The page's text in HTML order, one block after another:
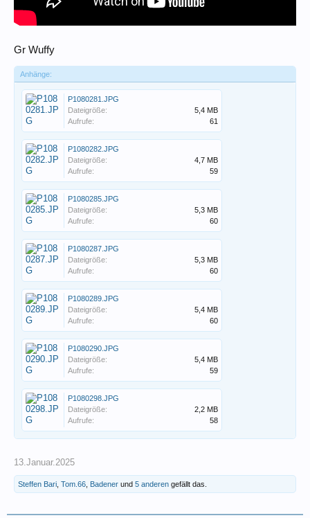
Gr Wuffy
Anhänge:
P1080281.JPG
Dateigröße:
5,4 MB
Aufrufe:
61
P1080282.JPG
Dateigröße:
4,7 MB
Aufrufe:
59
P1080285.JPG
Dateigröße:
5,3 MB
Aufrufe:
60
P1080287.JPG
Dateigröße:
5,3 MB
Aufrufe:
60
P1080289.JPG
Dateigröße:
5,4 MB
Aufrufe:
60
P1080290.JPG
Dateigröße:
5,4 MB
Aufrufe:
59
P1080298.JPG
Dateigröße:
2,2 MB
Aufrufe:
58
13.Januar.2025
Steffen Bari Tom.66 Badener und 5 anderen gefällt das.